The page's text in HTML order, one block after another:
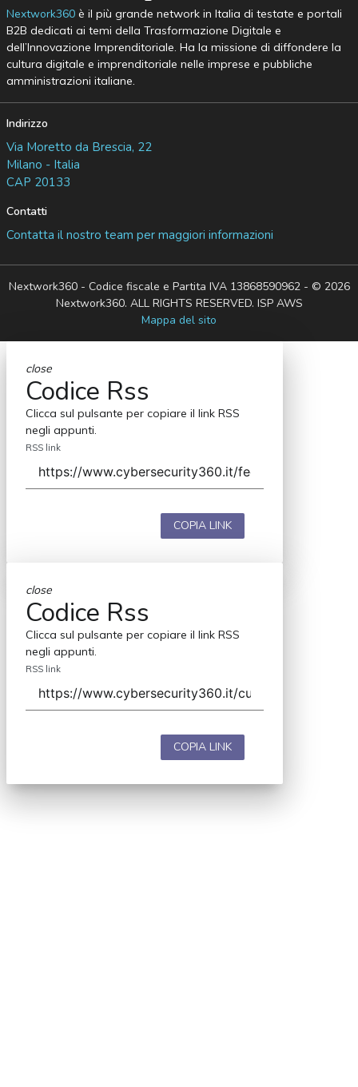
Nextwork360è il più grande network in Italia di testate e portali
B2B dedicati ai temi della Trasformazione Digitale e
dell’Innovazione Imprenditoriale. Ha la missione di diffondere la
cultura digitale e imprenditoriale nelle imprese e pubbliche
amministrazioni italiane.
Indirizzo
Via Moretto da Brescia, 22
Milano - Italia
CAP 20133
Contatti
Contatta il nostro team per maggiori informazioni
Nextwork360 - Codice fiscale e Partita IVA 13868590962 - © 2026
Nextwork360. ALL RIGHTS RESERVED. ISP AWS
Mappa del sito
close
Codice Rss
Clicca sul pulsante per copiare il link RSS
negli appunti.
RSS link
COPIA LINK
close
Codice Rss
Clicca sul pulsante per copiare il link RSS
negli appunti.
RSS link
COPIA LINK